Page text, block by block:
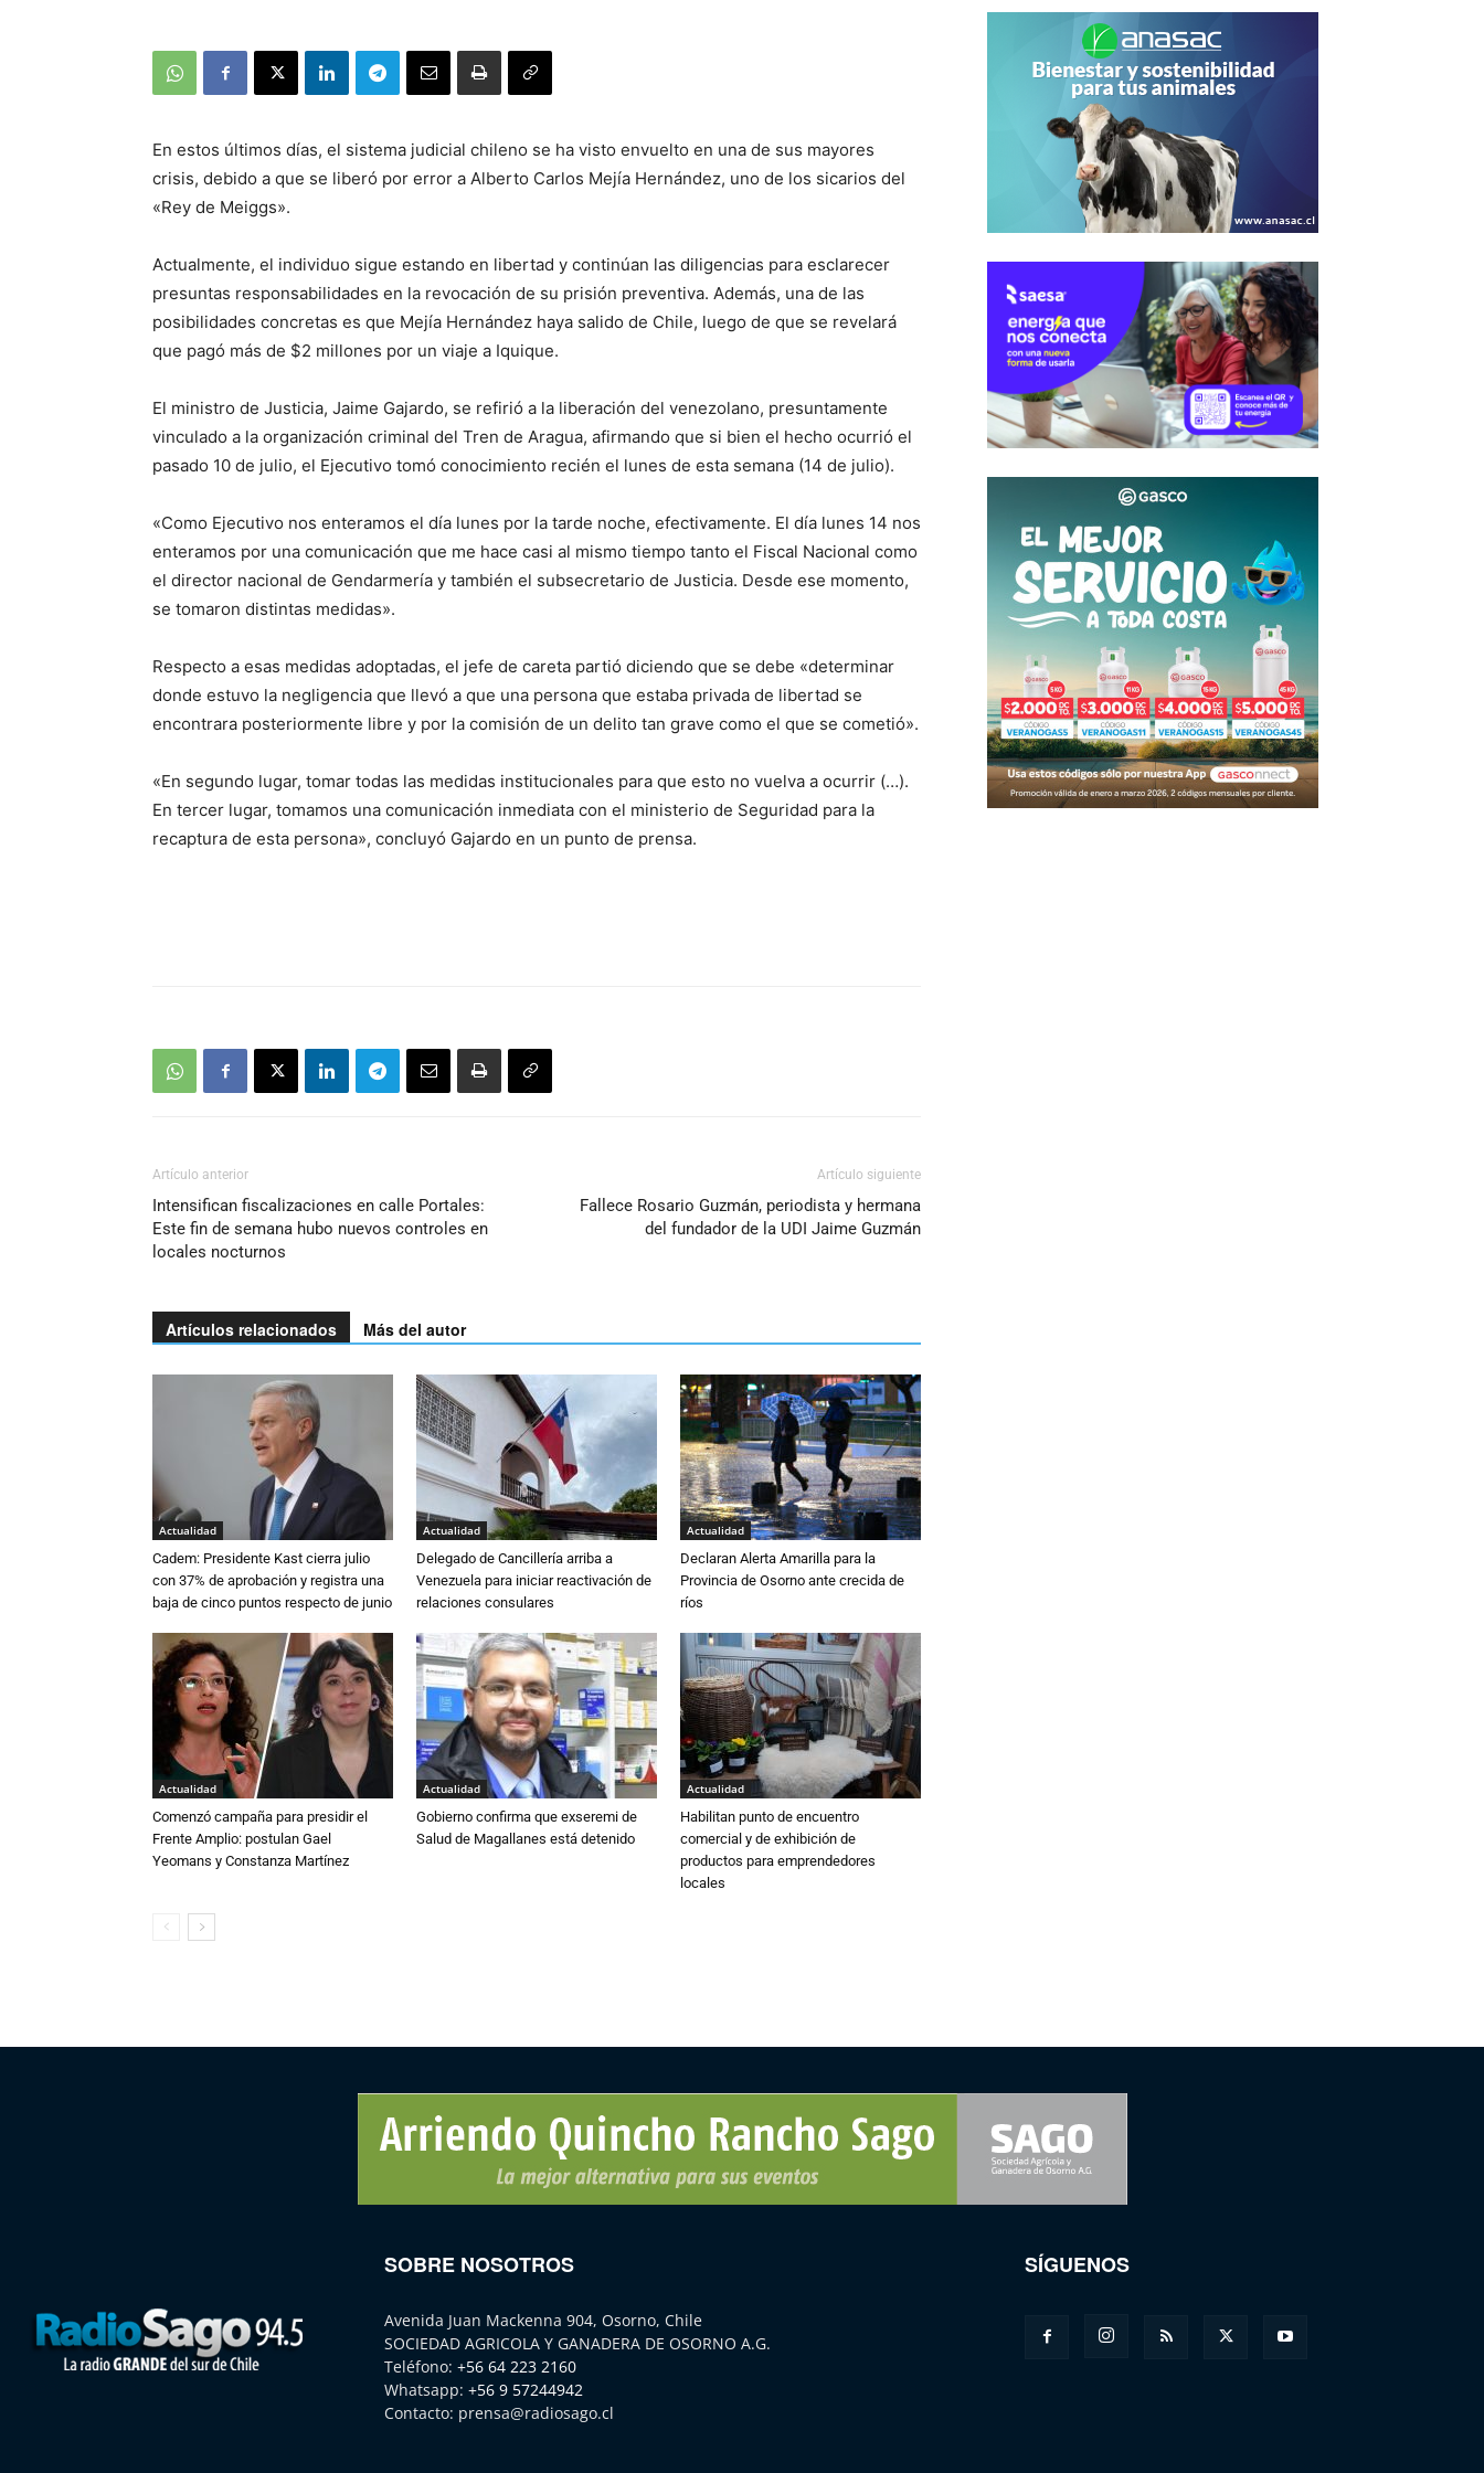
En estos últimos días, el sistema judicial chileno se ha visto envuelto en una de sus mayores
crisis, debido a que se liberó por error a Alberto Carlos Mejía Hernández, uno de los sicarios del
«Rey de Meiggs».
Actualmente, el individuo sigue estando en libertad y continúan las diligencias para esclarecer
presuntas responsabilidades en la revocación de su prisión preventiva. Además, una de las
posibilidades concretas es que Mejía Hernández haya salido de Chile, luego de que se revelará
que pagó más de $2 millones por un viaje a Iquique.
El ministro de Justicia, Jaime Gajardo, se refirió a la liberación del venezolano, presuntamente
vinculado a la organización criminal del Tren de Aragua, afirmando que si bien el hecho ocurrió el
pasado 10 de julio, el Ejecutivo tomó conocimiento recién el lunes de esta semana (14 de julio).
«Como Ejecutivo nos enteramos el día lunes por la tarde noche, efectivamente. El día lunes 14 nos
enteramos por una comunicación que me hace casi al mismo tiempo tanto el Fiscal Nacional como
el director nacional de Gendarmería y también el subsecretario de Justicia. Desde ese momento,
se tomaron distintas medidas».
Respecto a esas medidas adoptadas, el jefe de careta partió diciendo que se debe «determinar
donde estuvo la negligencia que llevó a que una persona que estaba privada de libertad se
encontrara posteriormente libre y por la comisión de un delito tan grave como el que se cometió».
«En segundo lugar, tomar todas las medidas institucionales para que esto no vuelva a ocurrir (…).
En tercer lugar, tomamos una comunicación inmediata con el ministerio de Seguridad para la
recaptura de esta persona», concluyó Gajardo en un punto de prensa.
Artículo anterior
Intensifican fiscalizaciones en calle Portales:
Este fin de semana hubo nuevos controles en
locales nocturnos
Artículo siguiente
Fallece Rosario Guzmán, periodista y hermana
del fundador de la UDI Jaime Guzmán
Artículos relacionados Más del autor
Actualidad
Cadem: Presidente Kast cierra julio
con 37% de aprobación y registra una
baja de cinco puntos respecto de junio
Actualidad
Delegado de Cancillería arriba a
Venezuela para iniciar reactivación de
relaciones consulares
Actualidad
Declaran Alerta Amarilla para la
Provincia de Osorno ante crecida de
ríos
Actualidad
Comenzó campaña para presidir el
Frente Amplio: postulan Gael
Yeomans y Constanza Martínez
Actualidad
Gobierno confirma que exseremi de
Salud de Magallanes está detenido
Actualidad
Habilitan punto de encuentro
comercial y de exhibición de
productos para emprendedores
locales
SOBRE NOSOTROS
Avenida Juan Mackenna 904, Osorno, Chile
SOCIEDAD AGRICOLA Y GANADERA DE OSORNO A.G.
Teléfono: +56 64 223 2160
Whatsapp: +56 9 57244942
Contacto: prensa@radiosago.cl
SÍGUENOS